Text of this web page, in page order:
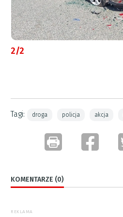
2/2
Tagi: droga policja akcja
KOMENTARZE (0)
REKLAMA